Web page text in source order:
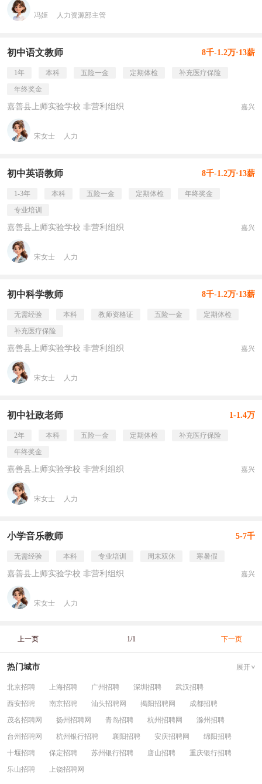
冯姬 人力资源部主管
初中语文教师 8千-1.2万·13薪
1年 本科 五险一金 定期体检
补充医疗保险
年终奖金
嘉善县上师实验学校 非营利组织 嘉兴
宋女士 人力
初中英语教师 8千-1.2万·13薪
1-3年 本科 五险一金 定期体检
年终奖金
专业培训
嘉善县上师实验学校 非营利组织 嘉兴
宋女士 人力
初中科学教师 8千-1.2万·13薪
无需经验 本科 教师资格证 五险一金
定期体检
补充医疗保险
嘉善县上师实验学校 非营利组织 嘉兴
宋女士 人力
初中社政老师 1-1.4万
2年 本科 五险一金 定期体检
补充医疗保险
年终奖金
嘉善县上师实验学校 非营利组织 嘉兴
宋女士 人力
小学音乐教师 5-7千
无需经验 本科 专业培训 周末双休 寒暑假
嘉善县上师实验学校 非营利组织 嘉兴
宋女士 人力
上一页 1/1 下一页
热门城市 展开
北京招聘 上海招聘 广州招聘 深圳招聘
武汉招聘
西安招聘
南京招聘 汕头招聘网 揭阳招聘网
成都招聘
茂名招聘网
扬州招聘网 青岛招聘 杭州招聘网
滁州招聘
台州招聘网
杭州银行招聘 襄阳招聘 安庆招聘网
绵阳招聘
十堰招聘
保定招聘 苏州银行招聘 唐山招聘
重庆银行招聘
乐山招聘
上饶招聘网